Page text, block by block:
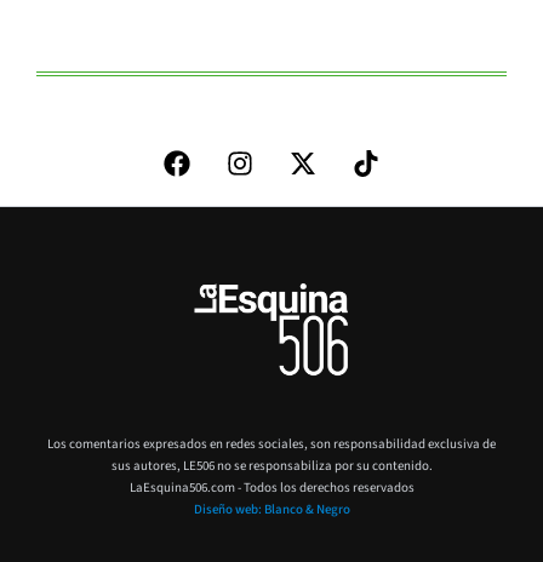
Los comentarios expresados en redes sociales, son responsabilidad exclusiva de
sus autores, LE506 no se responsabiliza por su contenido.
LaEsquina506.com - Todos los derechos reservados
Diseño web: Blanco & Negro